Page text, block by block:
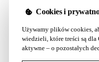
Cookies i
Używamy plików cookies,
wiedzieli, które treści są dla
aktywne – o pozostałych